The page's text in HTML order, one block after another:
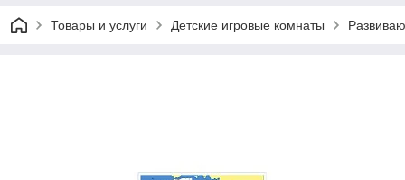
Товары и услуги Детские игровые комнаты